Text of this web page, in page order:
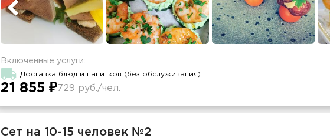
Включенные услуги:
Доставка блюд и напитков (без обслуживания)
21 855 ₽ 729 руб./чел.
Сет на 10-15 человек №2